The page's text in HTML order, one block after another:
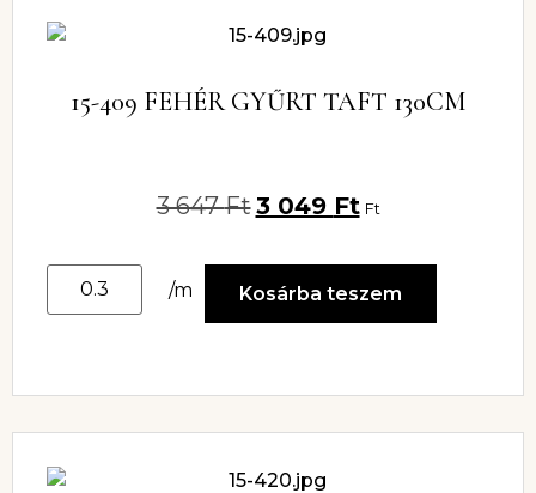
15-409 FEHÉR GYŰRT TAFT 130CM
3 647Ft3 049 Ft Ft
/m Kosárba teszem